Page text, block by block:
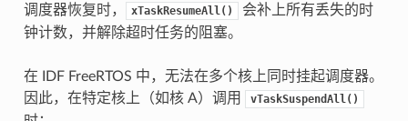
调度器恢复时， xTaskResumeAll()
会补上所有丢失的时
钟计数，并解除超时任务的阻塞。
在 IDF FreeRTOS 中，无法在多个核上同时挂起调度器。
因此，在特定核上（如核 A）调用
vTaskSuspendAll()